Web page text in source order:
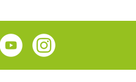
YoutubeInstagram